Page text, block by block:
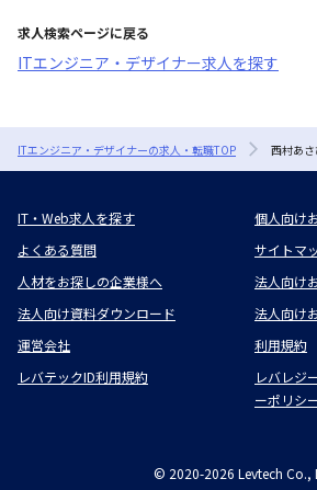
求人検索ページに戻る
ITエンジニア・デザイナー求人を探す
ITエンジニア・デザイナーの求人・転職TOP 西村あ
IT・Web求人を探す
個人向け
よくある質問
サイトマ
人材をお探しの企業様へ
法人向け
法人向け資料ダウンロード
法人向け
運営会社
利用規約
レバテックID利用規約
レバレジ
ーポリシ
© 2020-2026 Levtech Co.,